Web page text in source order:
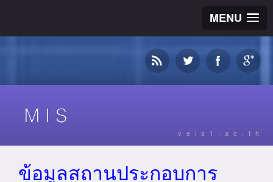
MENU
veis1.ac.th
ข้อมูลสถานประกอบการ